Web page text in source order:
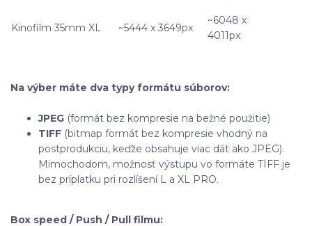
Kinofilm 35mm XL ~5444 x 3649px
~6048 x
4011px
Na výber máte dva typy formátu súborov:
JPEG (formát bez kompresie na bežné použitie)
TIFF (bitmap formát bez kompresie vhodný na
postprodukciu, keďže obsahuje viac dát ako JPEG).
Mimochodom, možnosť výstupu vo formáte TIFF je
bez príplatku pri rozlíšení L a XL PRO.
Box speed / Push / Pull filmu: